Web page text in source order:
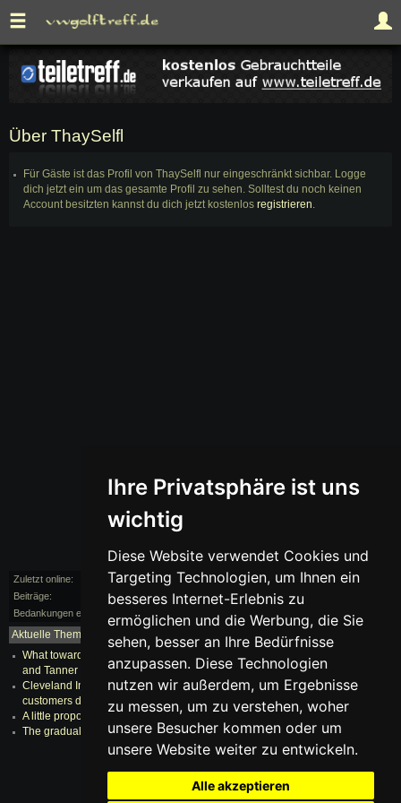
Ihre Privatsphäre ist uns
wichtig
Diese Website verwendet Cookies und
Targeting Technologien, um Ihnen ein
besseres Internet-Erlebnis zu
ermöglichen und die Werbung, die Sie
sehen, besser an Ihre Bedürfnisse
anzupassen. Diese Technologien
nutzen wir außerdem, um Ergebnisse
zu messen, um zu verstehen, woher
unsere Besucher kommen oder um
unsere Website weiter zu entwickeln.
Alle akzeptieren
Über ThaySelfl
Für Gäste ist das Profil von ThaySelfl nur eingeschränkt sichbar. Logge
dich jetzt ein um das gesamte Profil zu sehen. Solltest du noch keinen
Account besitzten kannst du dich jetzt kostenlos registrieren.
Zuletzt online:
vor 101 Monaten
Beiträge:
Bedankungen erhalten:
Aktuelle Themen:
What towards anticipate out of Washington Nationalsstarters Gio Gonzalez
and Tanner Roark within 201
Cleveland Indians Rule 5 Draft: Jordan Milbrath involving 3 potential
customers dropped
A little proposal
The gradual no cost consultant current market is serving to the Marlins